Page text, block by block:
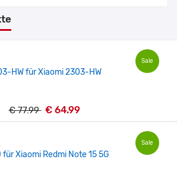
Sale
HW für Xiaomi 2303-HW
€ 77.99 € 64.99
Sale
für Xiaomi Redmi Note 15 5G